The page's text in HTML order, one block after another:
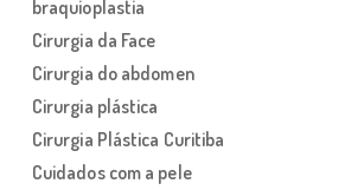
braquioplastia
Cirurgia da Face
Cirurgia do abdomen
Cirurgia plástica
Cirurgia Plástica Curitiba
Cuidados com a pele